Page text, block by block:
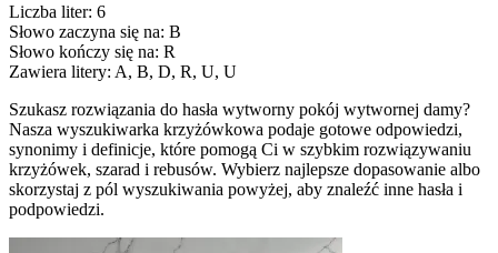
Liczba liter: 6
Słowo zaczyna się na: B
Słowo kończy się na: R
Zawiera litery: A, B, D, R, U, U
Szukasz rozwiązania do hasła wytworny pokój wytwornej damy?
Nasza wyszukiwarka krzyżówkowa podaje gotowe odpowiedzi,
synonimy i definicje, które pomogą Ci w szybkim rozwiązywaniu
krzyżówek, szarad i rebusów. Wybierz najlepsze dopasowanie albo
skorzystaj z pól wyszukiwania powyżej, aby znaleźć inne hasła i
podpowiedzi.